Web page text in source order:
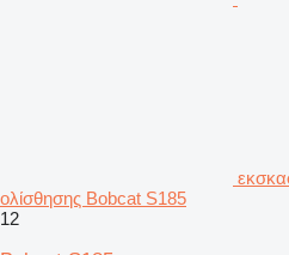
ολίσθησης Bobcat S185
12